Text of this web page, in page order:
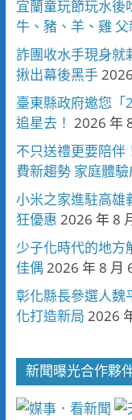
宜蘭童玩節玩水後
牛、豬、羊、雞
詐團收水手現身
揪出幕後黑手
臺東縣政府邀您
追星去！ 2026 年
不只送禮更要陪伴
費新趨勢 家庭體
小米之家進駐高
狂優惠 2026 年 8
少子化時代的地
佳偶 2026 年 8 月
彰化縣長參選人
化打造新局 2026
新聞曝光合作夥